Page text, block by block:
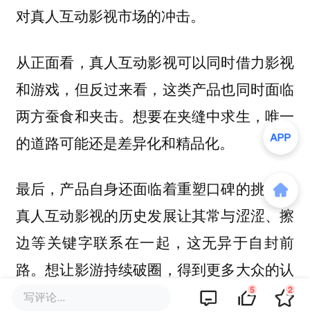
对真人互动影视市场的冲击。
从正面看，真人互动影视可以同时借力影视
和游戏，但反过来看，这类产品也同时面临
两方蚕食和夹击。想要在夹缝中求生，唯一
的道路可能还是差异化和精品化。
最后，产品自身还面临着重塑口碑的挑战。
真人互动影视的历史发展让其常与涩涩、擦
边等关键字联系在一起，这无异于自封前
路。想让影游持续破圈，得到更多大众的认
可，摆脱低俗营销也是这个细分赛道必走之
写评论... 5 2